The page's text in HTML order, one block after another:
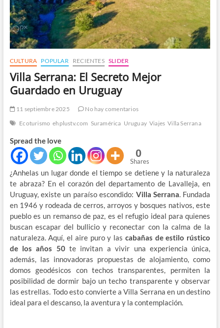
CULTURA POPULAR RECIENTES SLIDER
Villa Serrana: El Secreto Mejor
Guardado en Uruguay
11 septiembre 2025
No hay comentarios
Ecoturismo ehplustv.com Suramérica Uruguay Viajes Villa Serrana
Spread the love
0
Shares
¿Anhelas un lugar donde el tiempo se detiene y la naturaleza
te abraza? En el corazón del departamento de Lavalleja, en
Uruguay, existe un paraíso escondido: Villa Serrana. Fundada
en 1946 y rodeada de cerros, arroyos y bosques nativos, este
pueblo es un remanso de paz, es el refugio ideal para quienes
buscan escapar del bullicio y reconectar con la calma de la
naturaleza. Aquí, el aire puro y las cabañas de estilo rústico
de los años 50te invitan a vivir una experiencia única,
además, las innovadoras propuestas de alojamiento, como
domos geodésicos con techos transparentes, permiten la
posibilidad de dormir bajo un techo transparente y observar
las estrellas. Todo esto convierte a Villa Serrana en un destino
ideal para el descanso, la aventura y la contemplación.